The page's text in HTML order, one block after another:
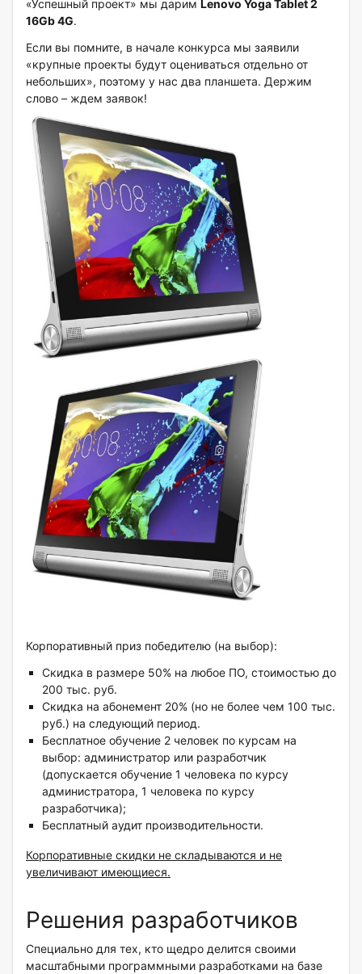
«Успешный проект» мы дарим Lenovo YogaTablet 2
16Gb 4G.
Если вы помните, в начале конкурса мы заявили
«крупные проекты будут оцениваться отдельно от
небольших», поэтому у нас два планшета. Держим
слово – ждем заявок!
Корпоративный приз победителю (на выбор):
Скидка в размере 50% на любое ПО, стоимостью до
200 тыс. руб.
Скидка на абонемент 20% (но не более чем 100 тыс.
руб.) на следующий период.
Бесплатное обучение 2 человек по курсам на
выбор: администратор или разработчик
(допускается обучение 1 человека по курсу
администратора, 1 человека по курсу
разработчика);
Бесплатный аудит производительности.
Корпоративные скидки не складываются и не
увеличивают имеющиеся.
Решения разработчиков
Специально для тех, кто щедро делится своими
масштабными программными разработками на базе